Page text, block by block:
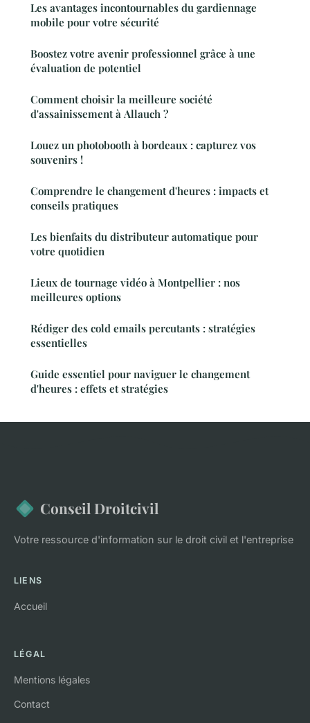
Les avantages incontournables du gardiennage
mobile pour votre sécurité
Boostez votre avenir professionnel grâce à une
évaluation de potentiel
Comment choisir la meilleure société
d'assainissement à Allauch ?
Louez un photobooth à bordeaux : capturez vos
souvenirs !
Comprendre le changement d'heures : impacts et
conseils pratiques
Les bienfaits du distributeur automatique pour
votre quotidien
Lieux de tournage vidéo à Montpellier : nos
meilleures options
Rédiger des cold emails percutants : stratégies
essentielles
Guide essentiel pour naviguer le changement
d'heures : effets et stratégies
Conseil Droitcivil
Votre ressource d'information sur le droit civil et l'entreprise
LIENS
Accueil
LÉGAL
Mentions légales
Contact